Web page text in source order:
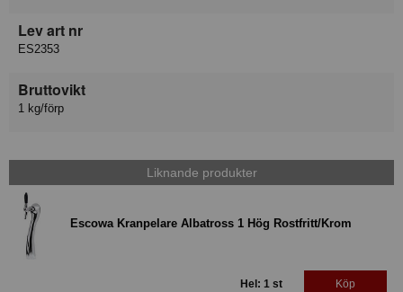
Lev art nr
ES2353
Bruttovikt
1 kg/förp
Liknande produkter
Escowa Kranpelare Albatross 1 Hög Rostfritt/Krom
Hel: 1 st Köp